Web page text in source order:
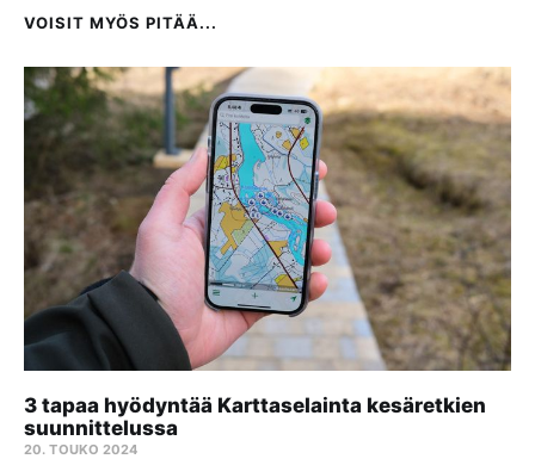
VOISIT MYÖS PITÄÄ...
3 tapaa hyödyntää Karttaselainta kesäretkien
suunnittelussa
20. TOUKO 2024